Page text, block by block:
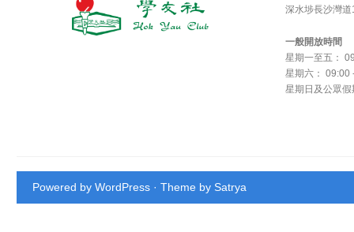
深水埗長沙灣
一般開放時間
星期一至五：
星期六： 09:00
星期日及公眾假
Powered by WordPress · Theme by Satrya